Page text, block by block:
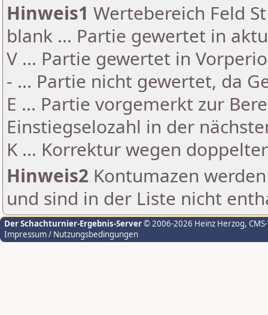
Hinweis1 Wertebereich Feld
blank ... Partie gewertet in
V ... Partie gewertet in
- ... Partie nicht gewertet, da
E ... Partie vorgemerkt zur
Einstiegselozahl in der
K ... Korrektur wegen
Hinweis2 Kontumazen
und sind in der Liste nicht
Der Schachturnier-Ergebnis-Server© 2006-2026 Heinz Herzog,
Impressum / Nutzungsbedingungen